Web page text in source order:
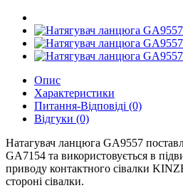
Опис
Характеристики
Питання-Відповіді (0)
Відгуки (0)
Натагувач ланцюга GA9557
GA7154 та використовується в
приводу контактного сівалки
стороні сівалки.